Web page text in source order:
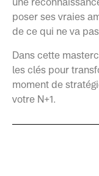
poser ses vraies
de ce qui ne va
Dans cette
les clés pour
moment de
votre N+1.